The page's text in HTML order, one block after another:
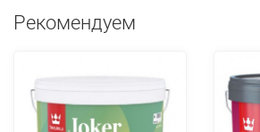
Рекомендуем